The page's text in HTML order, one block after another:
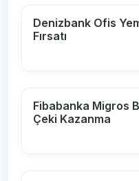
Denizbank Ofis
Fırsatı
Fibabanka Migros
Çeki Kazanma